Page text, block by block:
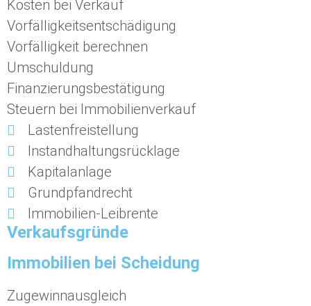
Kosten bei Verkauf
Vorfälligkeitsentschädigung
Vorfälligkeit berechnen
Umschuldung
Finanzierungsbestätigung
Steuern bei Immobilienverkauf
Lastenfreistellung
Instandhaltungsrücklage
Kapitalanlage
Grundpfandrecht
Immobilien-Leibrente
Verkaufsgründe
Immobilien bei Scheidung
Zugewinnausgleich